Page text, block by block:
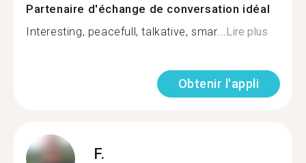
Partenaire d'échange de conversation idéal
Interesting, peacefull, talkative, smar... Lire plus
Obtenir l'appli
F.